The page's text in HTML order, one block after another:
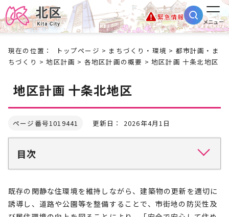
緊急情報
メニュー
現在の位置： トップページ > まちづくり・環境 > 都市計画・ま
ちづくり >地区計画 > 各地区計画の概要 > 地区計画 十条北地区
地区計画 十条北地区
ページ番号1019441 更新日： 2026年4月1日
目次
既存の閑静な住環境を維持しながら、建築物の更新を適切に
誘導し、道路や公園等を整備することで、市街地の防災性及